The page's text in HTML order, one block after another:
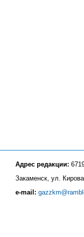
Адрес редакции:
Закаменск, ул.
e-mail: